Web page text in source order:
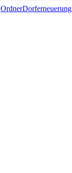
OrdnerDorferneuerung